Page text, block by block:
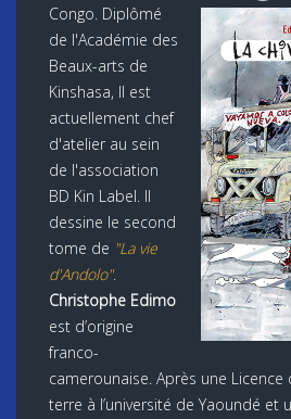
Congo. Diplômé
de l'Académie des
Beaux-arts de
Kinshasa, Il est
actuellement chef
d'atelier au sein
de l'association
BD Kin Label. Il
dessine le second
tome de "La vie
d'Andolo".
Christophe Edimo
est d’origine
franco-
camerounaise. Après une Licence
terre à l’université de Yaoundé et